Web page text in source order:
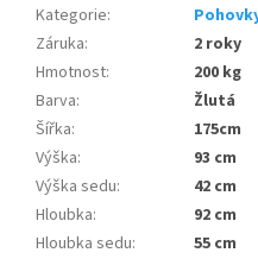
Kategorie:
Záruka:
2 roky
Hmotnost:
200 kg
Barva:
Žlutá
Šířka:
175cm
Výška:
93 cm
Výška sedu:
42 cm
Hloubka:
92 cm
Hloubka sedu:
55 cm